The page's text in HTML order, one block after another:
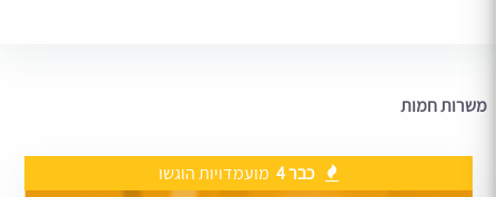
משרות חמות
כבר 4 מועמדויות הוגשו